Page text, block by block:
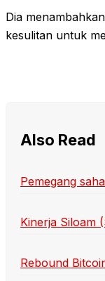
Dia
kesulitan untuk
Also Read
Pemegang
Kinerja Siloam
Rebound